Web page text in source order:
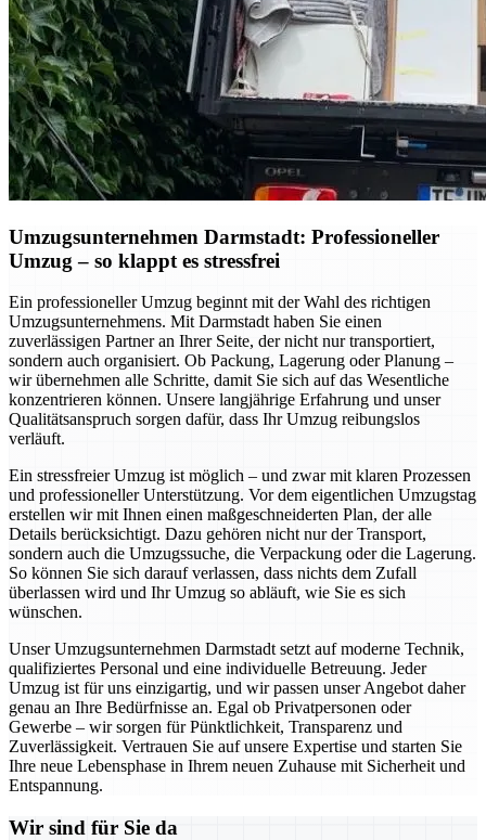
Umzugsunternehmen Darmstadt: Professioneller
Umzug – so klappt es stressfrei
Ein professioneller Umzug beginnt mit der Wahl des richtigen
Umzugsunternehmens. Mit Darmstadt haben Sie einen
zuverlässigen Partner an Ihrer Seite, der nicht nur transportiert,
sondern auch organisiert. Ob Packung, Lagerung oder Planung –
wir übernehmen alle Schritte, damit Sie sich auf das Wesentliche
konzentrieren können. Unsere langjährige Erfahrung und unser
Qualitätsanspruch sorgen dafür, dass Ihr Umzug reibungslos
verläuft.
Ein stressfreier Umzug ist möglich – und zwar mit klaren Prozessen
und professioneller Unterstützung. Vor dem eigentlichen Umzugstag
erstellen wir mit Ihnen einen maßgeschneiderten Plan, der alle
Details berücksichtigt. Dazu gehören nicht nur der Transport,
sondern auch die Umzugssuche, die Verpackung oder die Lagerung.
So können Sie sich darauf verlassen, dass nichts dem Zufall
überlassen wird und Ihr Umzug so abläuft, wie Sie es sich
wünschen.
Unser Umzugsunternehmen Darmstadt setzt auf moderne Technik,
qualifiziertes Personal und eine individuelle Betreuung. Jeder
Umzug ist für uns einzigartig, und wir passen unser Angebot daher
genau an Ihre Bedürfnisse an. Egal ob Privatpersonen oder
Gewerbe – wir sorgen für Pünktlichkeit, Transparenz und
Zuverlässigkeit. Vertrauen Sie auf unsere Expertise und starten Sie
Ihre neue Lebensphase in Ihrem neuen Zuhause mit Sicherheit und
Entspannung.
Wir sind für Sie da